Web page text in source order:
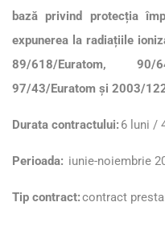
bază privind protecția
expunerea la radiațiile
89/618/Euratom, 90/
97/43/Euratom și 2003/
Durata contractului: 6 luni /
Perioada: iunie-noiembrie
Tip contract:contract